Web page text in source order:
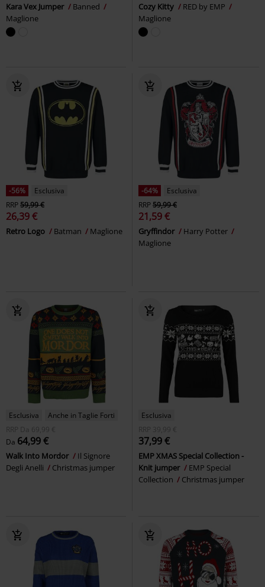
Kara Vex Jumper
Banned
Maglione
Cozy Kitty
RED by EMP
Maglione
-56%
Esclusiva
RRP59,99 €
26,39 €
Retro Logo Batman Maglione
-64%
Esclusiva
RRP59,99 €
21,59 €
Gryffindor
Harry Potter
Maglione
Esclusiva
Anche in Taglie Forti
RRP
Da 69,99 €
Da 64,99 €
Walk Into Mordor
Il Signore
Degli Anelli
Christmas jumper
Esclusiva
RRP
39,99 €
37,99 €
EMP XMAS Special Collection -
Knit jumper
EMP Special
Collection
Christmas jumper